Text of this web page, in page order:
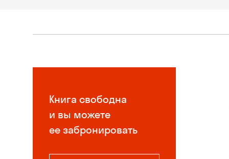
Книга свободна
и вы можете
ее забронировать